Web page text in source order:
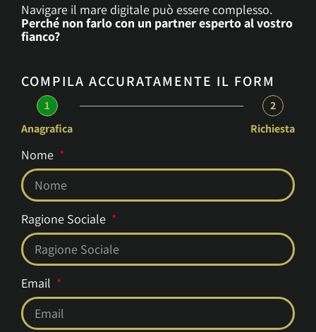
Navigare il mare digitale può essere complesso.
Perché non farlo con un partner esperto al vostro
fianco?
COMPILA ACCURATAMENTE IL FORM
1
Anagrafica
2
Richiesta
Nome
Ragione Sociale
Email